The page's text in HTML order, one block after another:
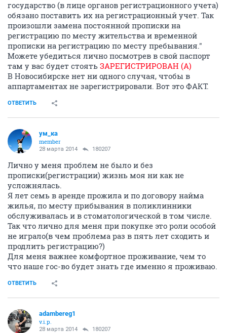
государство (в лице органов регистрационного учета)
обязано поставить их на регистрационный учет. Так
произошли замена постоянной прописки на
регистрацию по месту жительства и временной
прописки на регистрацию по месту пребывания."
Можете убедиться лично посмотрев в свой паспорт
там у вас будет стоять ЗАРЕГИСТРИРОВАН (А)
В Новосибирске нет ни одного случая, чтобы в
аппартаментах не зарегистрировали. Вот это ФАКТ.
ОТВЕТИТЬ
ум_ка
member
28 марта 2014 180207
Лично у меня проблем не было и без
прописки(регистрации) жизнь моя ни как не
усложнялась.
Я лет семь в аренде прожила и по договору найма
жилья, по месту прибывания в поликлинники
обслуживалась и в стоматологической в том числе.
Так что лично для меня при покупке это роли особой
не играло(в чем проблема раз в пять лет сходить и
продлить регистрацию?)
Для меня важнее комфортное проживание, чем то
что наше гос-во будет знать где именно я проживаю.
ОТВЕТИТЬ
adambereg1
v.i.p.
28 марта 2014 180207